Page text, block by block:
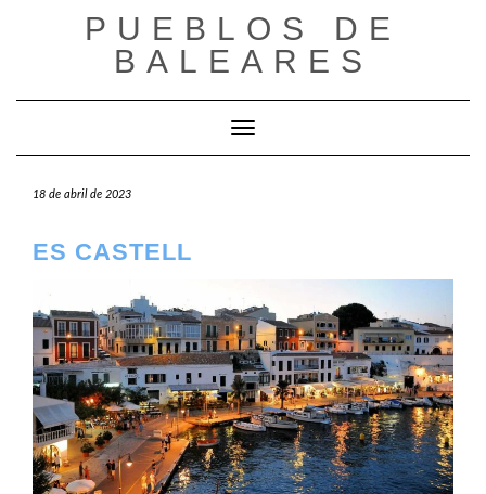
PUEBLOS DE
BALEARES
Cambiar modo de navegación
18 de abril de 2023
ES CASTELL